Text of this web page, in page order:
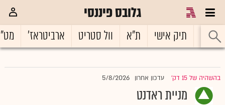
גלובס פיננסי
ראשי תיק אישי ת"א וול סטריט ארביטראז'
בהשהיה של 15 דק' עדכון אחרון 5/8/2026
מניית ראדנט